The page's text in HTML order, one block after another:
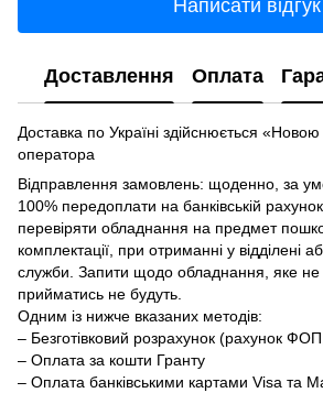
Написати відгук
Доставлення Оплата
Доставка по Україні здійснюється
оператора
Відправлення замовлень: щоденно, за
100% передоплати на банківській
перевіряти обладнання на предмет
комплектації, при отриманні у відділені
служби. Запити щодо обладнання, яке не
прийматись не будуть.
Одним із нижче вказаних методів:
– Безготівковий розрахунок (рахунок
– Оплата за кошти Гранту
– Оплата банківськими картами Visa та